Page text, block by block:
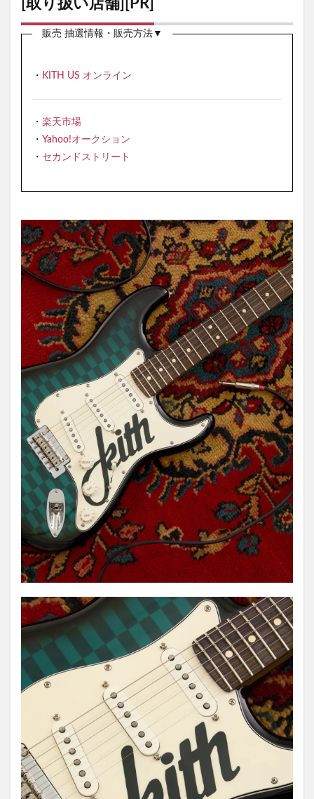
[取り扱い店舗][PR]
販売 抽選情報・販売方法▼
・ KITH US オンライン
・ 楽天市場
・ Yahoo!オークション
・ セカンドストリート